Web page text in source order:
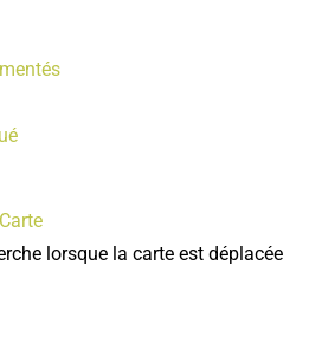
Carte
lorsque la carte est déplacée